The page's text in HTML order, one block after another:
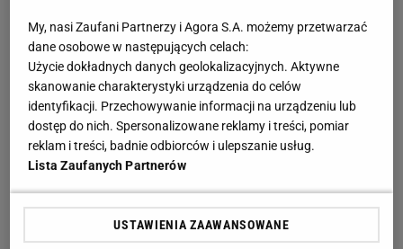
My, nasi Zaufani Partnerzy i Agora S.A. możemy przetwarzać
dane osobowe w następujących celach:
Użycie dokładnych danych geolokalizacyjnych. Aktywne
skanowanie charakterystyki urządzenia do celów
identyfikacji. Przechowywanie informacji na urządzeniu lub
dostęp do nich. Spersonalizowane reklamy i treści, pomiar
reklam i treści, badnie odbiorców i ulepszanie usług.
Lista Zaufanych Partnerów
USTAWIENIA ZAAWANSOWANE